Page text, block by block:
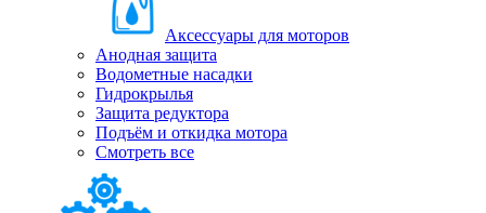
Аксессуары для моторов
Анодная защита
Водометные насадки
Гидрокрылья
Защита редуктора
Подъём и откидка мотора
Смотреть все